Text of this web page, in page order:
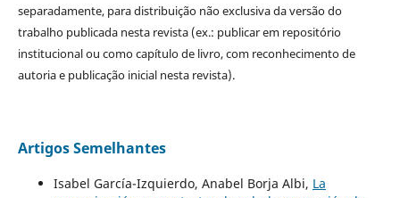
separadamente, para distribuição não exclusiva da versão do
trabalho publicada nesta revista (ex.: publicar em repositório
institucional ou como capítulo de livro, com reconhecimento de
autoria e publicação inicial nesta revista).
Artigos Semelhantes
Isabel García-Izquierdo, Anabel Borja Albi, La